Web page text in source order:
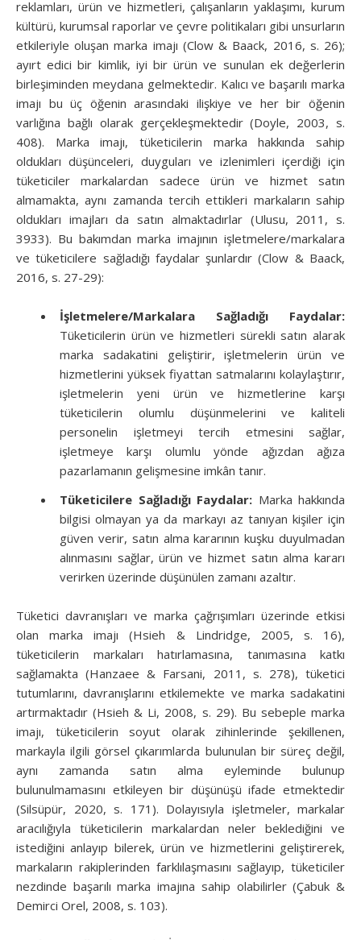
reklamları, ürün ve hizmetleri, çalışanların yaklaşımı, kurum
kültürü, kurumsal raporlar ve çevre politikaları gibi unsurların
etkileriyle oluşan marka imajı (Clow & Baack, 2016, s. 26);
ayırt edici bir kimlik, iyi bir ürün ve sunulan ek değerlerin
birleşiminden meydana gelmektedir. Kalıcı ve başarılı marka
imajı bu üç öğenin arasındaki ilişkiye ve her bir öğenin
varlığına bağlı olarak gerçekleşmektedir (Doyle, 2003, s.
408). Marka imajı, tüketicilerin marka hakkında sahip
oldukları düşünceleri, duyguları ve izlenimleri içerdiği için
tüketiciler markalardan sadece ürün ve hizmet satın
almamakta, aynı zamanda tercih ettikleri markaların sahip
oldukları imajları da satın almaktadırlar (Ulusu, 2011, s.
3933). Bu bakımdan marka imajının işletmelere/markalara
ve tüketicilere sağladığı faydalar şunlardır (Clow & Baack,
2016, s. 27-29):
İşletmelere/Markalara Sağladığı Faydalar:
Tüketicilerin ürün ve hizmetleri sürekli satın alarak
marka sadakatini geliştirir, işletmelerin ürün ve
hizmetlerini yüksek fiyattan satmalarını kolaylaştırır,
işletmelerin yeni ürün ve hizmetlerine karşı
tüketicilerin olumlu düşünmelerini ve kaliteli
personelin işletmeyi tercih etmesini sağlar,
işletmeye karşı olumlu yönde ağızdan ağıza
pazarlamanın gelişmesine imkân tanır.
Tüketicilere Sağladığı Faydalar: Marka hakkında
bilgisi olmayan ya da markayı az tanıyan kişiler için
güven verir, satın alma kararının kuşku duyulmadan
alınmasını sağlar, ürün ve hizmet satın alma kararı
verirken üzerinde düşünülen zamanı azaltır.
Tüketici davranışları ve marka çağrışımları üzerinde etkisi
olan marka imajı (Hsieh & Lindridge, 2005, s. 16),
tüketicilerin markaları hatırlamasına, tanımasına katkı
sağlamakta (Hanzaee & Farsani, 2011, s. 278), tüketici
tutumlarını, davranışlarını etkilemekte ve marka sadakatini
artırmaktadır (Hsieh & Li, 2008, s. 29). Bu sebeple marka
imajı, tüketicilerin soyut olarak zihinlerinde şekillenen,
markayla ilgili görsel çıkarımlarda bulunulan bir süreç değil,
aynı zamanda satın alma eyleminde bulunup
bulunulmamasını etkileyen bir düşünüşü ifade etmektedir
(Silsüpür, 2020, s. 171). Dolayısıyla işletmeler, markalar
aracılığıyla tüketicilerin markalardan neler beklediğini ve
istediğini anlayıp bilerek, ürün ve hizmetlerini geliştirerek,
markaların rakiplerinden farklılaşmasını sağlayıp, tüketiciler
nezdinde başarılı marka imajına sahip olabilirler (Çabuk &
Demirci Orel, 2008, s. 103).